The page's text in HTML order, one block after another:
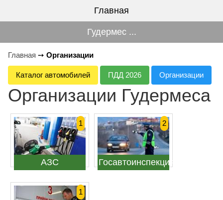
Главная
Гудермес ...
Главная ➙ Организации
Каталог автомобилей ПДД 2026 Организации
Организации Гудермеса
АЗС
1
Госавтоинспекция
2
1